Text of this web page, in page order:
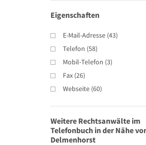
Eigenschaften
E-Mail-Adresse (43)
Telefon (58)
Mobil-Telefon (3)
Fax (26)
Webseite (60)
Weitere Rechtsanwälte im
Telefonbuch in der Nähe
Delmenhorst